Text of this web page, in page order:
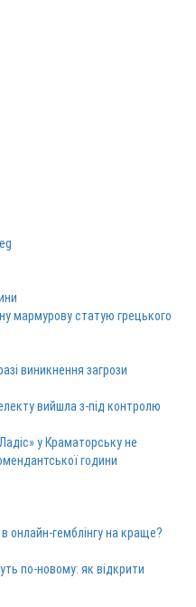
мармурову статую грецького
виникнення загрози
вийшла з-під контролю
у Краматорську не
години
гемблінгу на краще?
по-новому: як відкрити